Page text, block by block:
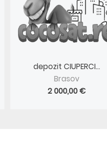
depozit CIUPERCI...
Brasov
2 000,00 €